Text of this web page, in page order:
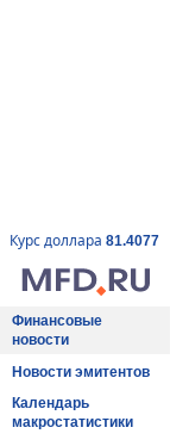
Курс доллара 81.4077
Финансовые
новости
Новости эмитентов
Календарь
макростатистики